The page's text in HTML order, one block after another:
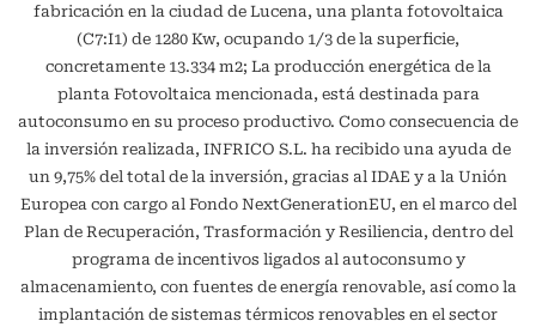
fabricación en la ciudad de Lucena, una planta fotovoltaica
(C7:I1) de 1280 Kw, ocupando 1/3 de la superficie,
concretamente 13.334 m2; La producción energética de la
planta Fotovoltaica mencionada, está destinada para
autoconsumo en su proceso productivo. Como consecuencia de
la inversión realizada, INFRICO S.L. ha recibido una ayuda de
un 9,75% del total de la inversión, gracias al IDAE y a la Unión
Europea con cargo al Fondo NextGenerationEU, en el marco del
Plan de Recuperación, Trasformación y Resiliencia, dentro del
programa de incentivos ligados al autoconsumo y
almacenamiento, con fuentes de energía renovable, así como la
implantación de sistemas térmicos renovables en el sector